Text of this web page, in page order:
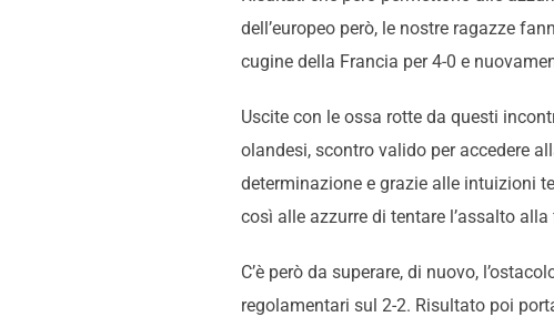
dell’europeo però, le nostre ragazze
cugine della Francia per 4-0 e
Uscite con le ossa rotte da questi
olandesi, scontro valido per accedere
determinazione e grazie alle intuizioni
così alle azzurre di tentare l’assalto
C’è però da superare, di nuovo,
regolamentari sul 2-2. Risultato poi